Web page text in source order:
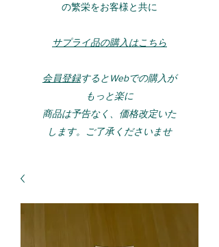
の繁栄をお客様と共に
サプライ品の購入はこちら
会員登録するとWebでの購入が
もっと楽に
​​商品は予告なく、価格改定いた
します。ご了承くださいませ